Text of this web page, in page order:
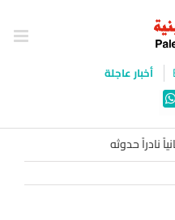
أخبار عاجلة
WhatsApp
نادراً حدوثه